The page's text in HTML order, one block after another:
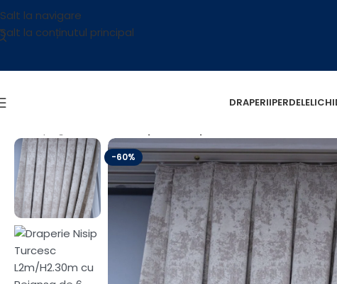
Salt la navigare
Salt la conținutul principal
DRAPERIIPERDELE
-60%